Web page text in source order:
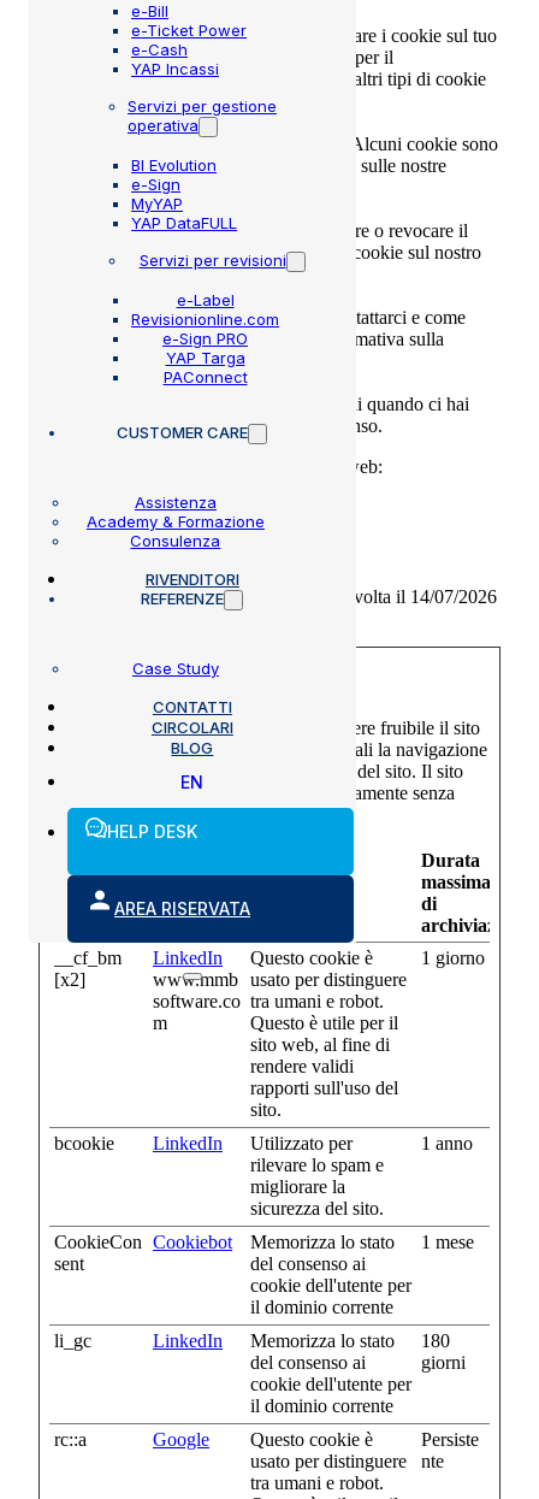
e-Bill
e-Ticket Power
e-Cash
YAP Incassi
Servizi per gestione
operativa
BI Evolution
e-Sign
MyYAP
YAP DataFULL
Servizi per revisioni
e-Label
Revisionionline.com
e-Sign PRO
YAP Targa
PAConnect
CUSTOMER CARE
Assistenza
Academy & Formazione
Consulenza
RIVENDITORI
REFERENZE
Case Study
CONTATTI
CIRCOLARI
BLOG
EN
HELP DESK
AREA RISERVATA
La legge afferma che possiamo memorizzare i cookie sul tuo
dispositivo se sono strettamente necessari per il
funzionamento di questo sito. Per tutti gli altri tipi di cookie
abbiamo bisogno del tuo consenso.
Questo sito utilizza diversi tipi di cookie. Alcuni cookie sono
collocati da servizi di terzi che compaiono sulle nostre
In qualsiasi momento è possibile modificare o revocare il
proprio consenso dalla Dichiarazione dei cookie sul nostro
Scopri di più su chi siamo, come puoi contattarci e come
trattiamo i dati personali nella nostra Informativa sulla
Specifica l’ID del tuo consenso e la data di quando ci hai
contattati per quanto riguarda il tuo consenso.
Il tuo consenso si applica ai seguenti siti web:
Il tuo stato attuale: Rifiuta.
Modifica consenso
Dichiarazione Cookie aggiornata l'ultima volta il 14/07/2026
I cookie necessari contribuiscono a rendere fruibile il sito
web abilitandone funzionalità di base quali la navigazione
sulle pagine e l'accesso alle aree protette del sito. Il sito
web non è in grado di funzionare correttamente senza
questi cookie.
Nome
Durata
massima
di
archiviazione
__cf_bm
[x2]
LinkedIn
www.mmb
software.co
m
Questo cookie è
usato per distinguere
tra umani e robot.
Questo è utile per il
sito web, al fine di
rendere validi
rapporti sull'uso del
sito.
1 giorno
bcookie LinkedIn
Utilizzato per
rilevare lo spam e
migliorare la
sicurezza del sito.
1 anno
CookieCon
sent
Cookiebot
Memorizza lo stato
del consenso ai
cookie dell'utente per
il dominio corrente
1 mese
li_gc LinkedIn
Memorizza lo stato
del consenso ai
cookie dell'utente per
il dominio corrente
180
giorni
rc::a Google
Questo cookie è
usato per distinguere
tra umani e robot.
Persiste
nte